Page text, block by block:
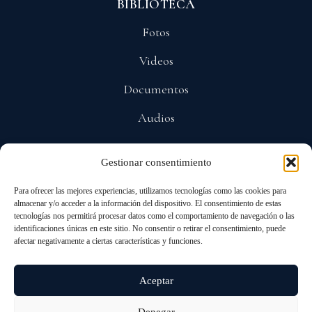
Gestionar consentimiento
Para ofrecer las mejores experiencias, utilizamos tecnologías como las cookies para
almacenar y/o acceder a la información del dispositivo. El consentimiento de estas
tecnologías nos permitirá procesar datos como el comportamiento de navegación o las
identificaciones únicas en este sitio. No consentir o retirar el consentimiento, puede
afectar negativamente a ciertas características y funciones.
Aceptar
BIBLIOTECA
Fotos
Videos
Documentos
Audios
Privacidad
Protección De Datos